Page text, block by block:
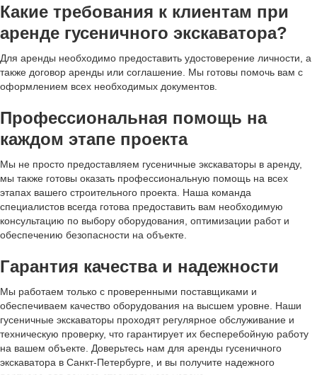
Какие требования к клиентам при
аренде гусеничного экскаватора?
Для аренды необходимо предоставить удостоверение личности, а
также договор аренды или соглашение. Мы готовы помочь вам с
оформлением всех необходимых документов.
Профессиональная помощь на
каждом этапе проекта
Мы не просто предоставляем гусеничные экскаваторы в аренду,
мы также готовы оказать профессиональную помощь на всех
этапах вашего строительного проекта. Наша команда
специалистов всегда готова предоставить вам необходимую
консультацию по выбору оборудования, оптимизации работ и
обеспечению безопасности на объекте.
Гарантия качества и надежности
Мы работаем только с проверенными поставщиками и
обеспечиваем качество оборудования на высшем уровне. Наши
гусеничные экскаваторы проходят регулярное обслуживание и
техническую проверку, что гарантирует их бесперебойную работу
на вашем объекте. Доверьтесь нам для аренды гусеничного
экскаватора в Санкт-Петербурге, и вы получите надежного